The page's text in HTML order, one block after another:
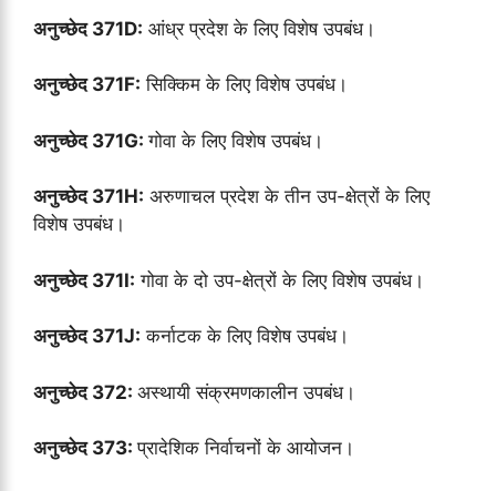
अनुच्छेद 371D: आंध्र प्रदेश के लिए विशेष उपबंध।
अनुच्छेद 371F: सिक्किम के लिए विशेष उपबंध।
अनुच्छेद 371G:गोवा के लिए विशेष उपबंध।
अनुच्छेद 371H: अरुणाचल प्रदेश के तीन उप-क्षेत्रों के लिए
विशेष उपबंध।
अनुच्छेद 371I: गोवा के दो उप-क्षेत्रों के लिए विशेष उपबंध।
अनुच्छेद 371J: कर्नाटक के लिए विशेष उपबंध।
अनुच्छेद 372: अस्थायी संक्रमणकालीन उपबंध।
अनुच्छेद 373:प्रादेशिक निर्वाचनों के आयोजन।